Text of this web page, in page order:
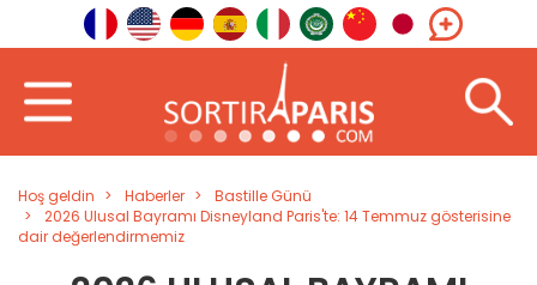
Hoş geldin Haberler
Bastille Günü
2026 Ulusal Bayramı Disneyland Paris'te: 14 Temmuz gösterisine
dair değerlendirmemiz